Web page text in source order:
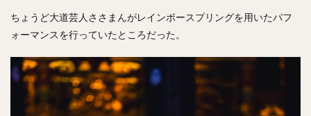
ちょうど大道芸人ささまんがレインボースプリングを用いたパフ
ォーマンスを行っていたところだった。